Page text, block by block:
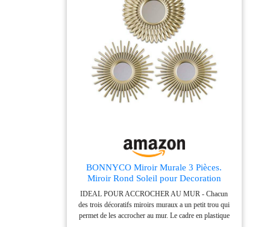
BONNYCO Miroir Murale 3 Pièces.
Miroir Rond Soleil pour Decoration
Murale dans Maison, Salon et Chambre.
Ornements Accrocher au Mur, Original
Cadeau Femme et Maman. Mirroir Doré
Mur Decoratif
IDEAL POUR ACCROCHER AU MUR - Chacun
des trois décoratifs miroirs muraux a un petit trou qui
permet de les accrocher au mur. Le cadre en plastique